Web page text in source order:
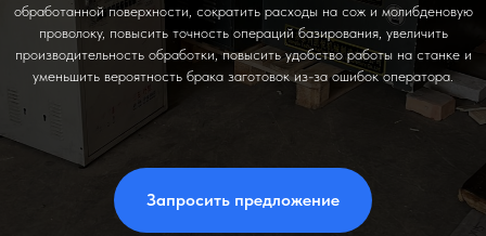
обработанной поверхности, сократить расходы на сож и молибденовую
проволоку, повысить точность операций базирования, увеличить
производительность обработки, повысить удобство работы на станке и
уменьшить вероятность брака заготовок из-за ошибок оператора.
Запросить предложение